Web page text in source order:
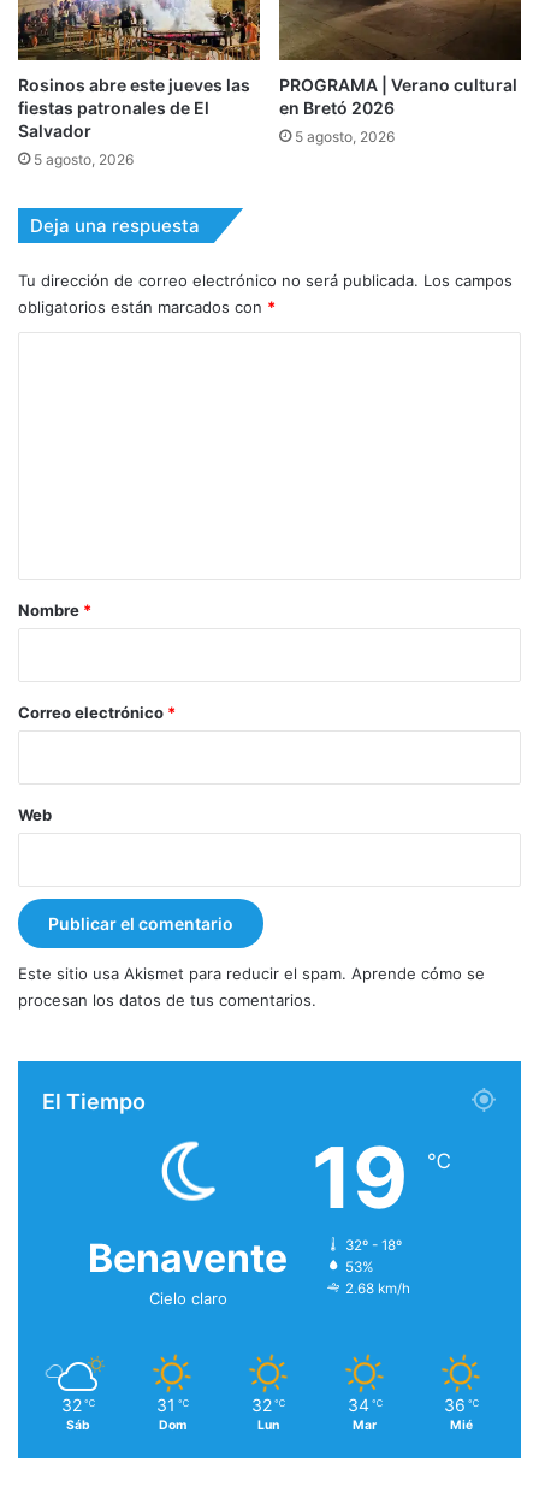
Rosinos abre este jueves las
fiestas patronales de El
Salvador
5 agosto, 2026
PROGRAMA | Verano cultural
en Bretó 2026
5 agosto, 2026
Deja una respuesta
Tu dirección de correo electrónico no será publicada. Los campos
obligatorios están marcados con *
r
*
Nombre *
Correo electrónico *
Web
Este sitio usa Akismet para reducir el spam. Aprende cómo se
procesan los datos de tus comentarios.
El Tiempo
Benavente
Cielo claro
19 ℃
32º - 18º
53%
2.68 km/h
32 ℃
Sáb
31 ℃
Dom
32 ℃
Lun
34 ℃
Mar
36 ℃
Mié